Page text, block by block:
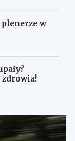
w
zdrowia!